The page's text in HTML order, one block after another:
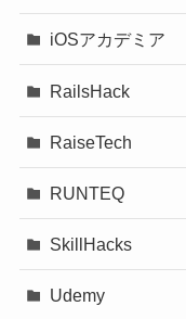
iOSアカデミア
RailsHack
RaiseTech
RUNTEQ
SkillHacks
Udemy